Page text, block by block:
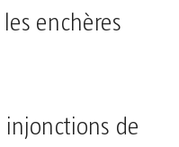
enchères
injonctions de